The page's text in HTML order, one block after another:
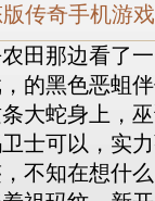
传奇手机游
田那边看了
的黑色恶蛆
大蛇身上，
士可以，实
不知在想什